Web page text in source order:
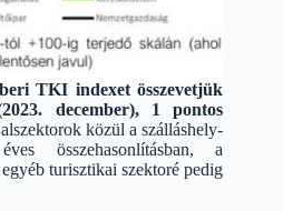
TKI indexet összevetjük
december), 1 pontos
közül a szálláshely-
összehasonlításban, a
turisztikai szektoré pedig